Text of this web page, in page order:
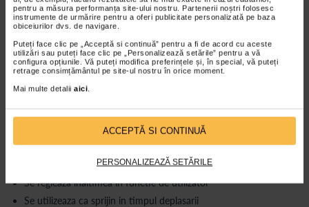
pentru a măsura performanța site-ului nostru. Partenerii noștri folosesc
instrumente de urmărire pentru a oferi publicitate personalizată pe baza
obiceiurilor dvs. de navigare.
Puteți face clic pe „Acceptă si continuă” pentru a fi de acord cu aceste
utilizări sau puteți face clic pe „Personalizează setările” pentru a vă
configura opțiunile. Vă puteți modifica preferințele și, în special, vă puteți
retrage consimțământul pe site-ul nostru în orice moment.
Mai multe detalii aici.
ACCEPTĂ SI CONTINUĂ
PERSONALIZEAZĂ SETĂRILE
Greutate maxima utilizator: 130 kg
Inaltime reglabila: 675–970 mm
14 pozitii de reglare
Interval reglare: 25 mm
Sprijin pe antebrat
Culoare: rosu
Carja ergonomica Access Safe Walk
Se regleaza inaltimea in functie de utilizator
Se utilizeaza ca sprijin in timpul deplasarii